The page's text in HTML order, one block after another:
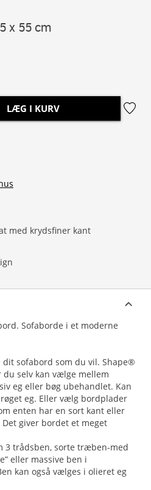
x 55 cm
med krydsfiner kant
LÆG I KURV
Sofaborde i et moderne
sofabord som du vil. Shape®
selv kan vælge mellem
eg eller bøg ubehandlet. Kan
eg. Eller vælg bordplader
enten har en sort kant eller
giver bordet et meget
3 trådsben, sorte træben-med
eller massive ben i
kan også vælges i olieret eg